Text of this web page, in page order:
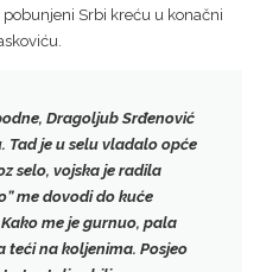
pobunjeni Srbi kreću u konačni
Dragoljub Srđenović
Tad je u selu vladalo opće
selo, vojska je radila
me dovodi do kuće
me je gurnuo, pala
teći na koljenima. Posjeo